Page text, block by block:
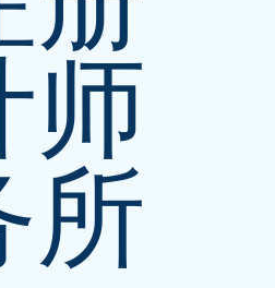
师
所